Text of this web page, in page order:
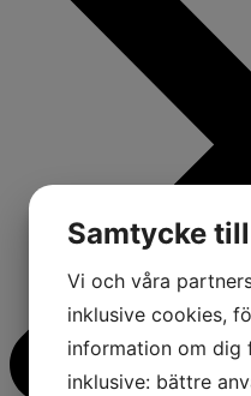
Samtycke
Vi och våra
inklusive cookies,
information om dig
inklusive: bättre